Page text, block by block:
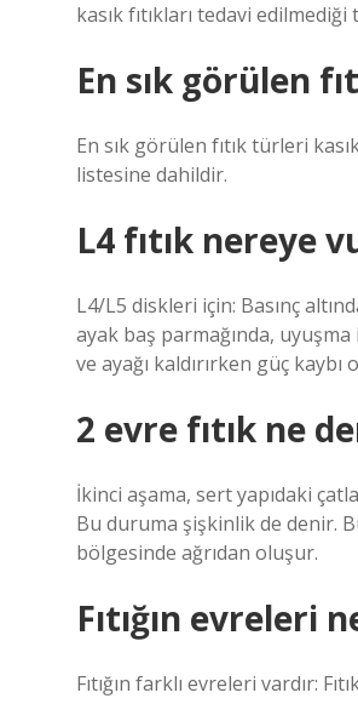
kasık fıtıkları tedavi
En sık görülen
En sık görülen fıtık türleri kasık
listesine dahildir.
L4 fıtık nereye
L4/L5 diskleri için: Basınç
ayak baş parmağında, uyuşma
ve ayağı kaldırırken güç kaybı
2 evre fıtık ne
İkinci aşama, sert yapıdaki
Bu duruma şişkinlik de denir.
bölgesinde ağrıdan oluşur.
Fıtığın evreleri
Fıtığın farklı evreleri vardır: